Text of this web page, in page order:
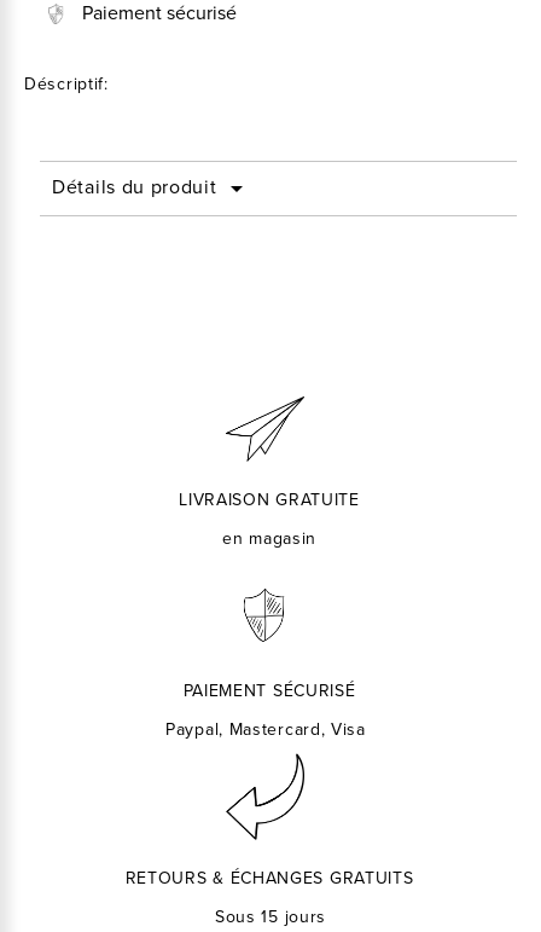
Paiement sécurisé
Déscriptif:
Détails du produit 
LIVRAISON GRATUITE
en magasin
PAIEMENT SÉCURISÉ
Paypal, Mastercard, Visa
RETOURS & ÉCHANGES GRATUITS
Sous 15 jours